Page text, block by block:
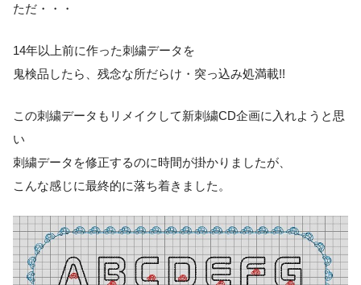
ただ・・・
14年以上前に作った刺繍データを
鬼検品したら、残念な所だらけ・突っ込み処満載!!
この刺繍データもリメイクして新刺繍CD企画に入れようと思
い
刺繍データを修正するのに時間が掛かりましたが、
こんな感じに最終的に落ち着きました。